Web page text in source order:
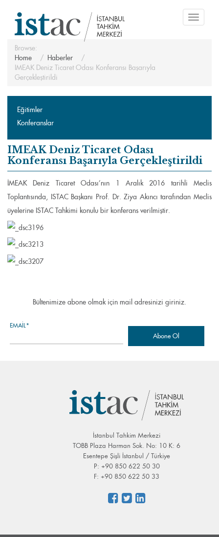
Toggle
Browse:
Home
Haberler
IMEAK Deniz Ticaret Odası Konferansı Başarıyla
Gerçekleştirildi
Eğitimler
Konferanslar
IMEAK Deniz Ticaret Odası
Konferansı Başarıyla Gerçekleştirildi
İMEAK Deniz Ticaret Odası’nın 1 Aralık 2016 tarihli Meclis
Toplantısında, ISTAC Başkanı Prof. Dr. Ziya Akıncı tarafından Meclis
üyelerine ISTAC Tahkimi konulu bir konferans verilmiştir.
Bültenimize abone olmak için mail adresinizi giriniz.
EMAIL*
İstanbul Tahkim Merkezi
TOBB Plaza Harman Sok. No: 10 K: 6
Esentepe Şişli İstanbul / Türkiye
P: +90 850 622 50 30
F: +90 850 622 50 33